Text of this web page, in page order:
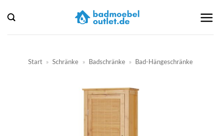
Inhalt
springen
Start » Schränke » Badschränke » Bad-Hängeschränke